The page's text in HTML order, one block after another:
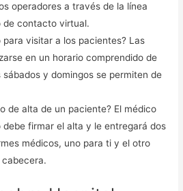
operadores a través de la línea
de contacto virtual.
para visitar a los pacientes? Las
en un horario comprendido de
y domingos se permiten de
de alta de un paciente? El médico
debe firmar el alta y le entregará dos
médicos, uno para ti y el otro